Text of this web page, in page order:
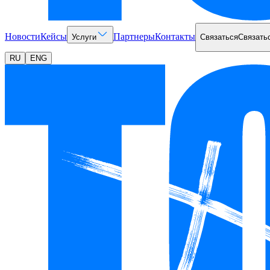
НовостиКейсы Услуги ПартнерыКонтакты Связаться
RU ENG